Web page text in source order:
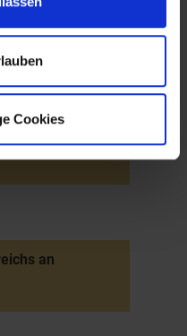
Cookies
Ungarns an
an Österreich-
an